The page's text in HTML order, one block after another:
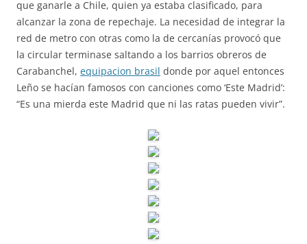
que ganarle a Chile, quien ya estaba clasificado, para
alcanzar la zona de repechaje. La necesidad de integrar la
red de metro con otras como la de cercanías provocó que
la circular terminase saltando a los barrios obreros de
Carabanchel, equipacion brasil donde por aquel entonces
Leño se hacían famosos con canciones como ‘Este Madrid’:
“Es una mierda este Madrid que ni las ratas pueden vivir”.